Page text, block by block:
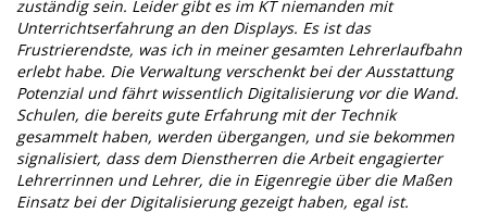
zuständig sein. Leider gibt es im KT niemanden mit
Unterrichtserfahrung an den Displays. Es ist das
Frustrierendste, was ich in meiner gesamten Lehrerlaufbahn
erlebt habe. Die Verwaltung verschenkt bei der Ausstattung
Potenzial und fährt wissentlich Digitalisierung vor die Wand.
Schulen, die bereits gute Erfahrung mit der Technik
gesammelt haben, werden übergangen, und sie bekommen
signalisiert, dass dem Dienstherren die Arbeit engagierter
Lehrerrinnen und Lehrer, die in Eigenregie über die Maßen
Einsatz bei der Digitalisierung gezeigt haben, egal ist.